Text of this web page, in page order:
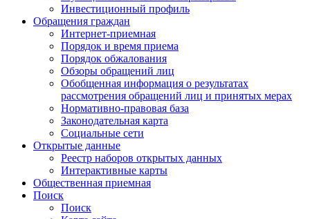
Инвестиционный профиль
Обращения граждан
Интернет-приемная
Порядок и время приема
Порядок обжалования
Обзоры обращений лиц
Обобщенная информация о результатах
рассмотрения обращений лиц и принятых мерах
Нормативно-правовая база
Законодательная карта
Социальные сети
Открытые данные
Реестр наборов открытых данных
Интерактивные карты
Общественная приемная
Поиск
Поиск